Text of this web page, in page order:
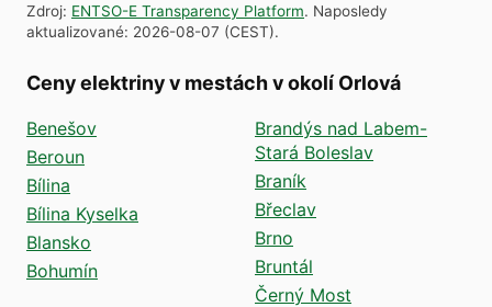
Zdroj: ENTSO-E Transparency Platform. Naposledy
aktualizované: 2026-08-07 (CEST).
Ceny elektriny v mestách v okolí Orlová
Benešov
Beroun
Bílina
Bílina Kyselka
Blansko
Bohumín
Brandýs nad Labem-
Stará Boleslav
Braník
Břeclav
Brno
Bruntál
Černý Most